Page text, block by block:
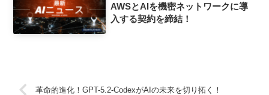
AWSとAIを機密ネットワークに導
入する契約を締結！
革命的進化！GPT-5.2-CodexがAIの未来を切り拓く！